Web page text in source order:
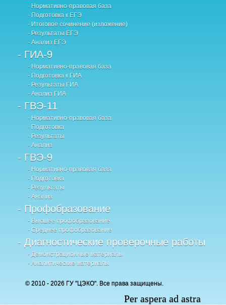
- Нормативно-правовая база
- Подготовка к ЕГЭ
- Итоговое сочинение (изложение)
- Результаты ЕГЭ
- Анализ ЕГЭ
- ГИА-9
- Нормативно-правовая база
- Подготовка к ГИА
- Результаты ГИА
- Анализ ГИА
- ГВЭ-11
- Нормативно-правовая база
- Подготовка
- Результаты
- Анализ
- ГВЭ-9
- Нормативно-правовая база
- Подготовка
- Результаты
- Анализ
- Профобразование
- Высшее профобразование
- Среднее профобразование
- Диагностические проверочные работы
- Демонстрационные материалы
- Аналитические материалы
© 2010 - 2026 ГУ "ЦЭКО". Все права защищены.
Per aspera ad astra